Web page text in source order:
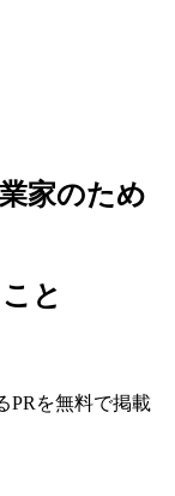
家のため
と
PRを無料で掲載